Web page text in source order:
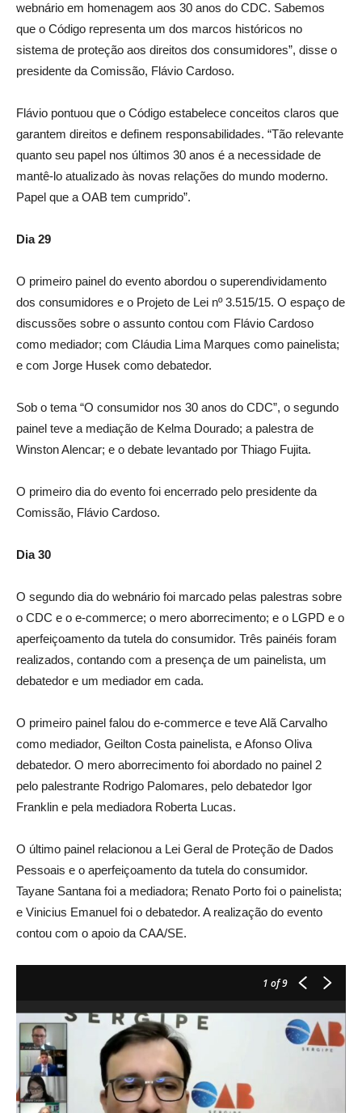
webnário em homenagem aos 30 anos do CDC. Sabemos
que o Código representa um dos marcos históricos no
sistema de proteção aos direitos dos consumidores”, disse o
presidente da Comissão, Flávio Cardoso.
Flávio pontuou que o Código estabelece conceitos claros que
garantem direitos e definem responsabilidades. “Tão relevante
quanto seu papel nos últimos 30 anos é a necessidade de
mantê-lo atualizado às novas relações do mundo moderno.
Papel que a OAB tem cumprido”.
Dia 29
O primeiro painel do evento abordou o superendividamento
dos consumidores e o Projeto de Lei nº 3.515/15. O espaço de
discussões sobre o assunto contou com Flávio Cardoso
como mediador; com Cláudia Lima Marques como painelista;
e com Jorge Husek como debatedor.
Sob o tema “O consumidor nos 30 anos do CDC”, o segundo
painel teve a mediação de Kelma Dourado; a palestra de
Winston Alencar; e o debate levantado por Thiago Fujita.
O primeiro dia do evento foi encerrado pelo presidente da
Comissão, Flávio Cardoso.
Dia 30
O segundo dia do webnário foi marcado pelas palestras sobre
o CDC e o e-commerce; o mero aborrecimento; e o LGPD e o
aperfeiçoamento da tutela do consumidor. Três painéis foram
realizados, contando com a presença de um painelista, um
debatedor e um mediador em cada.
O primeiro painel falou do e-commerce e teve Alã Carvalho
como mediador, Geilton Costa painelista, e Afonso Oliva
debatedor. O mero aborrecimento foi abordado no painel 2
pelo palestrante Rodrigo Palomares, pelo debatedor Igor
Franklin e pela mediadora Roberta Lucas.
O último painel relacionou a Lei Geral de Proteção de Dados
Pessoais e o aperfeiçoamento da tutela do consumidor.
Tayane Santana foi a mediadora; Renato Porto foi o painelista;
e Vinicius Emanuel foi o debatedor. A realização do evento
contou com o apoio da CAA/SE.
1 of 9